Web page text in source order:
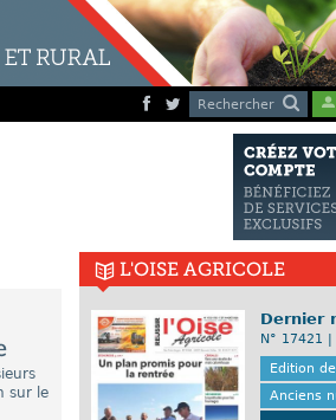
Rechercher
sur le
L'OISE AGRICOLE
Dernier
N° 17421
Edition
Anciens